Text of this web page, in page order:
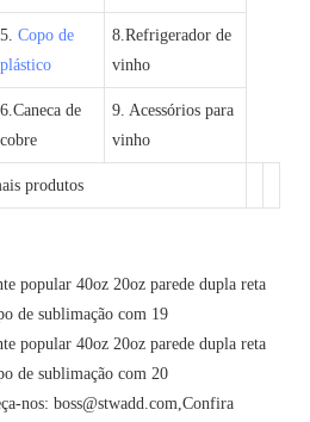
5.Copo de
plástico
8.Refrigerador de
vinho
6.Caneca de
cobre
9. Acessórios para
vinho
produtos
nos: boss@stwadd.com,Confira